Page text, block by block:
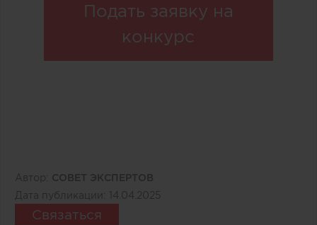
Подать заявку на
конкурс
Автор: СОВЕТ ЭКСПЕРТОВ
Дата публикации:
14.04.2025
Связаться